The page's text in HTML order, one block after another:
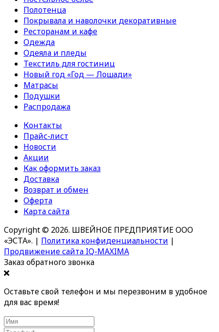
Полотенца
Покрывала и наволочки декоративные
Ресторанам и кафе
Одежда
Одеяла и пледы
Текстиль для гостиниц
Новый год «Год — Лошади»
Матрасы
Подушки
Распродажа
Контакты
Прайс-лист
Новости
Акции
Как оформить заказ
Доставка
Возврат и обмен
Оферта
Карта сайта
Copyright © 2026. ШВЕЙНОЕ ПРЕДПРИЯТИЕ ООО
«ЭСТА». | Политика конфиденциальности |
Продвижение сайта IQ-MAXIMA
Заказ обратного звонка
Оставьте свой телефон и мы перезвоним в удобное
для вас время!